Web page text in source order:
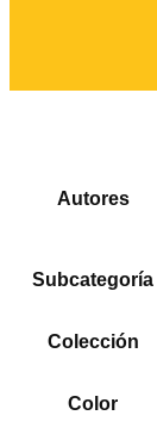
Autores
Subcategoría
Colección
Color